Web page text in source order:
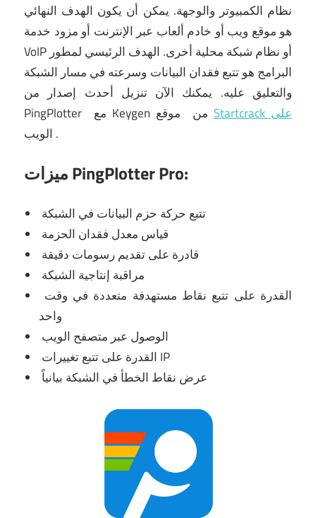
نظام الكمبيوتر والوجهة. يمكن أن يكون الهدف النهائي
هو موقع ويب أو خادم ألعاب عبر الإنترنت أو مزود خدمة
VoIP أو نظام شبكة محلية أخرى. الهدف الرئيسي لمطور
البرامج هو تتبع فقدان البيانات وسرعته في مسار الشبكة
والتعليق عليه. يمكنك الآنتنزيل أحدث إصدار من
PingPlotter
Keygen من
Startcrack على
.
ميزات PingPlotter Pro:
تتبع حركة حزم البيانات في الشبكة
قياس معدل فقدان الحزمة
قادرة على تقديم رسومات دقيقة
مراقبة إنتاجية الشبكة
واحد
الوصول عبر متصفح الويب
القدرة على تتبع تغييرات IP
عرض نقاط الخطأ في الشبكة بيانياً